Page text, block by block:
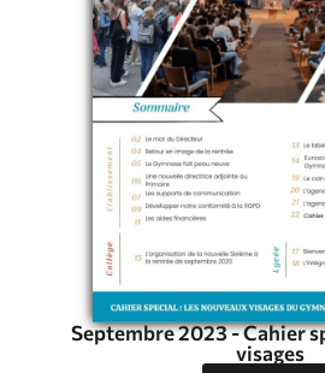
Septembre 2023 - Cahier
visages